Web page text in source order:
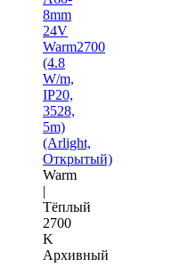
8mm
24V
Warm2700
(4.8
W/m,
IP20,
3528,
5m)
(Arlight,
Открытый)
Warm
|
Тёплый
2700
K
Архивный